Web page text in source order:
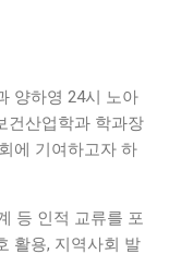
양하영 24시 노아
건산업학과 학과장
에 기여하고자 하
등 인적 교류를 포
활용, 지역사회 발